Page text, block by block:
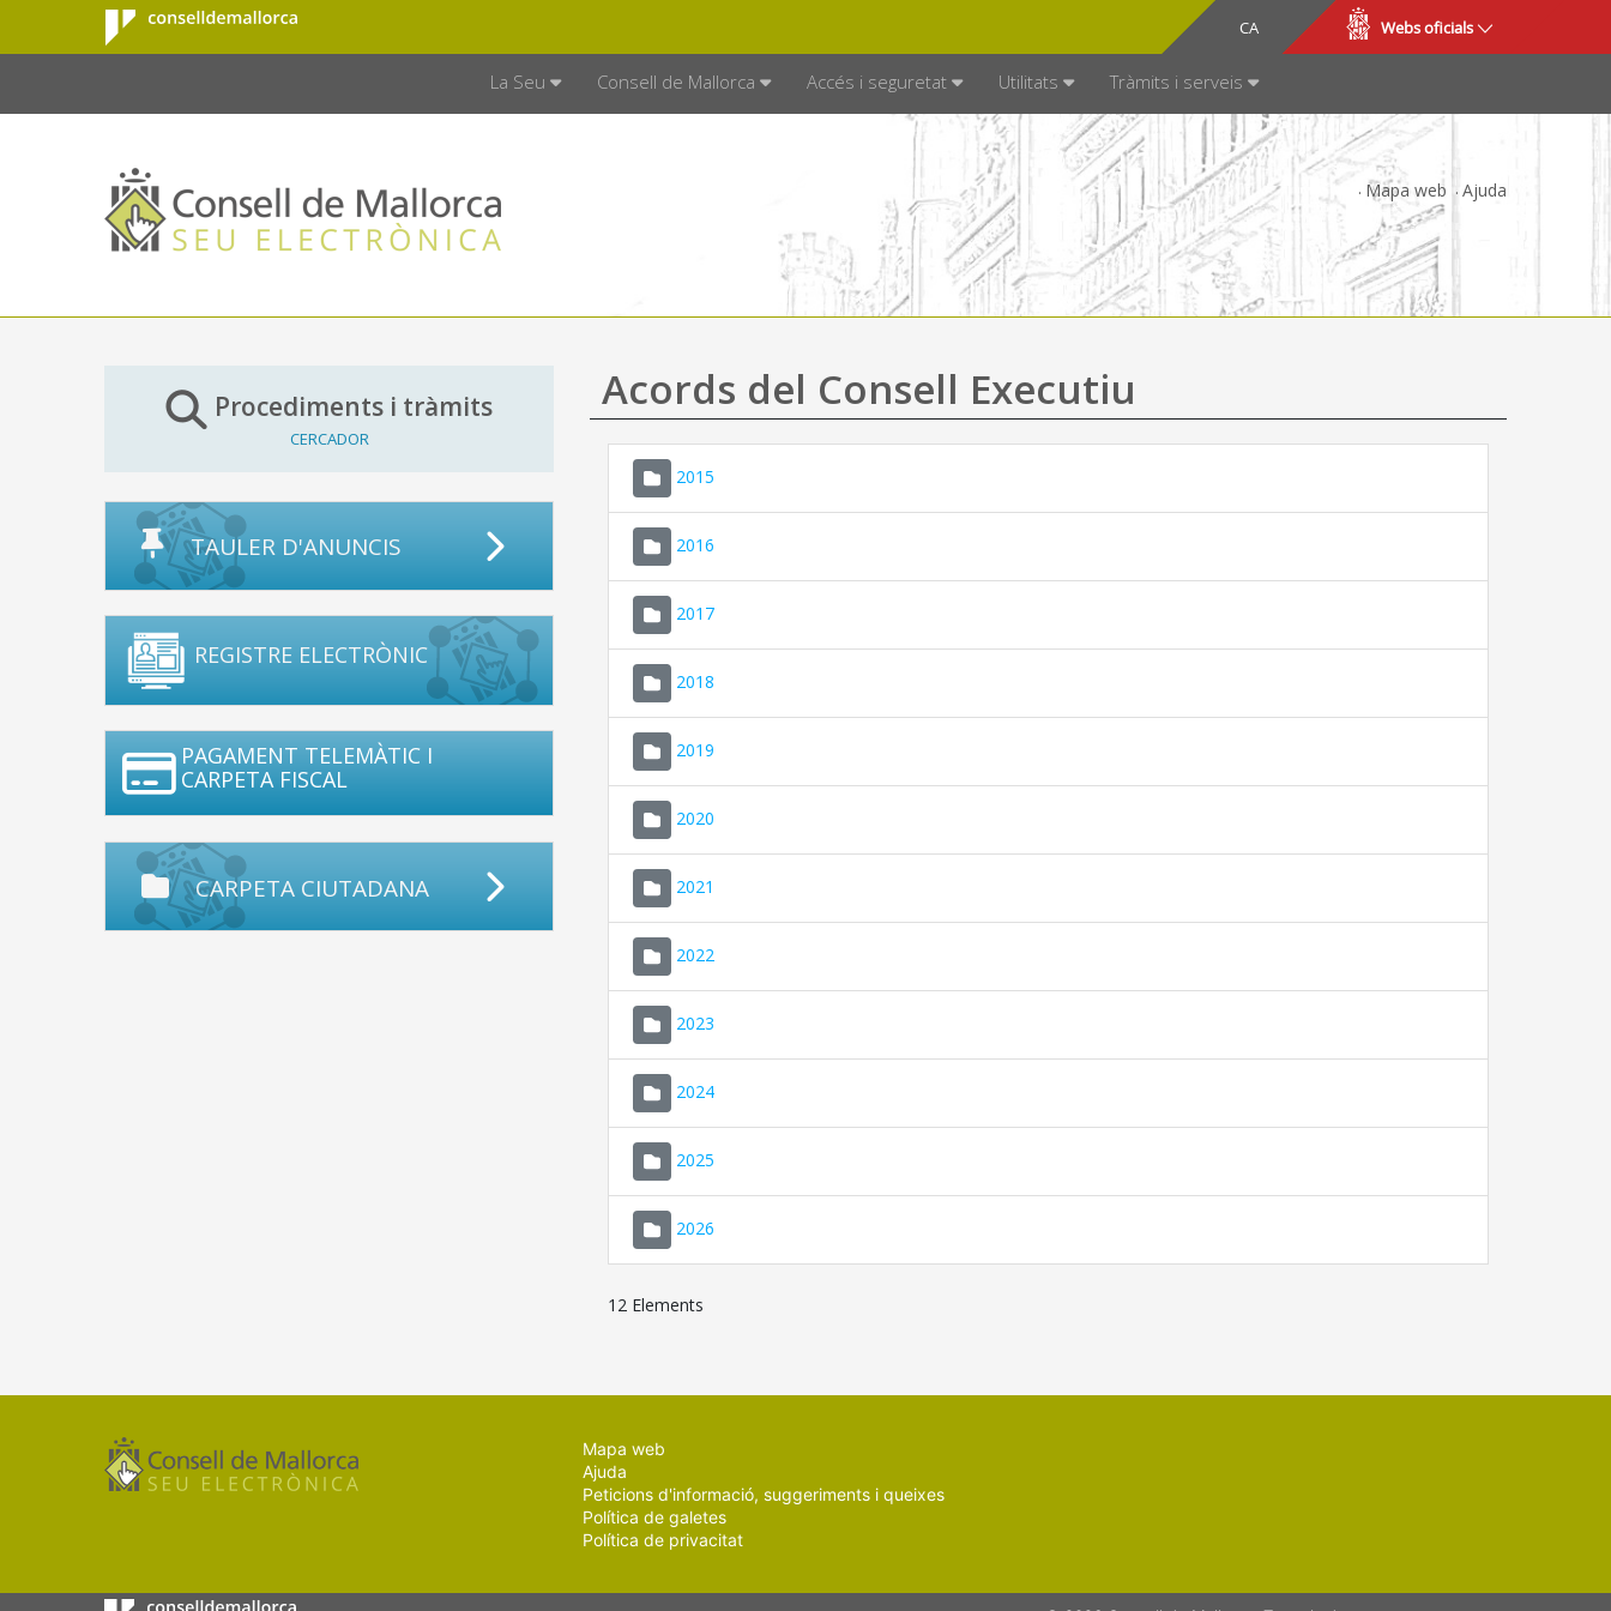
Salta al contingut principal
Consell de
Mallorca
CA
ES Webs oficials
La Seu Consell de Mallorca Accés i seguretat Utilitats Tràmits i serveis
Mapa web Ajuda
Procediments i tràmits
CERCADOR
TAULER D'ANUNCIS
REGISTRE ELECTRÒNIC
PAGAMENT TELEMÀTIC I
CARPETA FISCAL
CARPETA CIUTADANA
Acords del Consell Executiu
2015
2016
2017
2018
2019
2020
2021
2022
2023
2024
2025
2026
12 Elements
Mapa web
Ajuda
Peticions d'informació, suggeriments i queixes
Política de galetes
Política de privacitat